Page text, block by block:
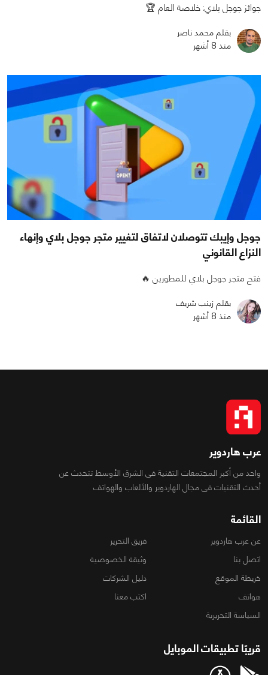
جوائز جوجل بلاي: خلاصة العام 🏆
بقلم محمد ناصر
منذ 8 أشهر
جوجل وإيبك تتوصلان لاتفاق لتغيير متجر جوجل بلاي وإنهاء
النزاع القانوني
فتح متجر جوجل بلاي للمطورين 🔥
بقلم زينب شريف
منذ 8 أشهر
عرب هاردوير
واحد من أكبر المجتمعات التقنية فى الشرق الأوسط تتحدث عن
أحدث التقنيات فى مجال الهاردوير والألعاب والهواتف
القائمة
عن عرب هاردوير
فريق التحرير
اتصل بنا
وثيقة الخصوصية
خريطة الموقع
دليل الشركات
هواتف
اكتب معنا
السياسة التحريرية
قريبًا تطبيقات الموبايل